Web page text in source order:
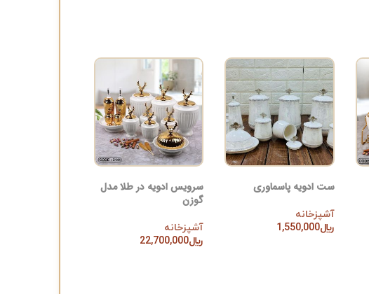
ست ادویه پاسماوری
آشپزخانه
﷼1,550,000
سرویس ادویه در طلا مدل
گوزن
آشپزخانه
﷼22,700,000